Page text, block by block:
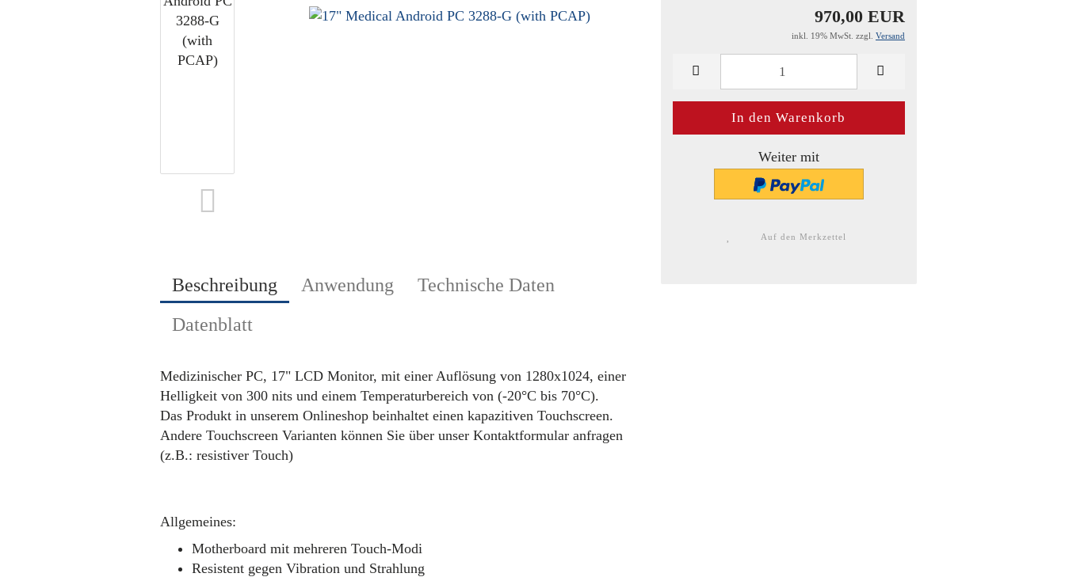
970,00 EUR
inkl. 19% MwSt. zzgl. Versand
Weiter mit
Auf den Merkzettel
Beschreibung Anwendung
Technische Daten
Datenblatt
Medizinischer PC, 17" LCD Monitor, mit einer Auflösung von 1280x1024, einer
Helligkeit von 300 nits und einem Temperaturbereich von (-20°C bis 70°C).
Das Produkt in unserem Onlineshop beinhaltet einen kapazitiven Touchscreen.
Andere Touchscreen Varianten können Sie über unser Kontaktformular anfragen
(z.B.: resistiver Touch)
Allgemeines:
Motherboard mit mehreren Touch-Modi
Resistent gegen Vibration und Strahlung